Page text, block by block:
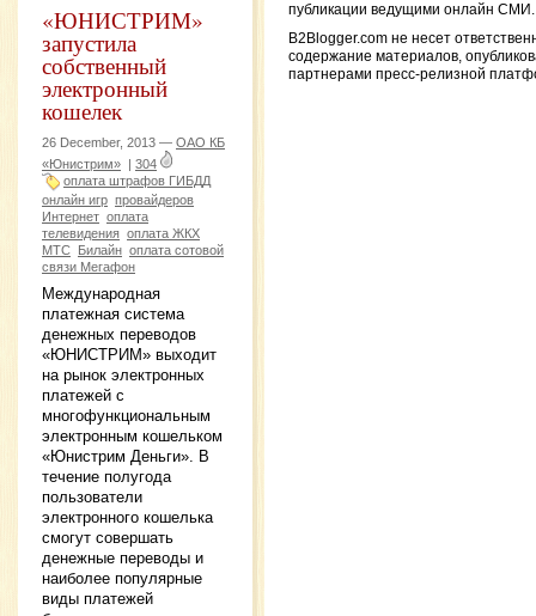
«ЮНИСТРИМ»
запустила
собственный
электронный
кошелек
26 December, 2013 — ОАО КБ
«Юнистрим» | 304
оплата штрафов ГИБДД
онлайн игр провайдеров
Интернет оплата
телевидения оплата ЖКХ
МТС Билайн оплата сотовой
связи Мегафон
Международная
платежная система
денежных переводов
«ЮНИСТРИМ» выходит
на рынок электронных
платежей с
многофункциональным
электронным кошельком
«Юнистрим Деньги». В
течение полугода
пользователи
электронного кошелька
смогут совершать
денежные переводы и
наиболее популярные
виды платежей
публикации ведущими онлайн СМИ.
B2Blogger.com не несет
содержание материалов,
партнерами пресс-релизной